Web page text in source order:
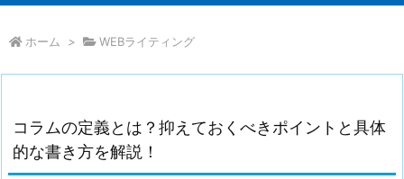
ホーム > WEBライティング
コラムの定義とは？抑えておくべきポイントと具体
的な書き方を解説！